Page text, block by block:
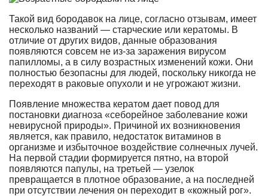
Такой вид бородавок на лице, согласно отзывам, имеет
несколько названий — старческие или кератомы. В
отличие от других видов, данные образования
появляются совсем не из-за заражения вирусом
папилломы, а в силу возрастных изменений кожи. Они
полностью безопасны для людей, поскольку никогда не
переходят в раковые опухоли и не угрожают жизни.
Появление множества кератом дает повод для
постановки диагноза «себорейное заболевание кожи
невирусной природы». Причиной их возникновения
является, как правило, недостаток витаминов в
организме и избыточное воздействие солнечных лучей.
На первой стадии формируется пятно, на второй
появляются папулы, на третьей — узелок
превращается в плотное образование, а на последней
при отсутствии лечения он переходит в «кожный рог».